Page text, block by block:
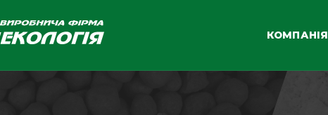
КОМПАНІЯ